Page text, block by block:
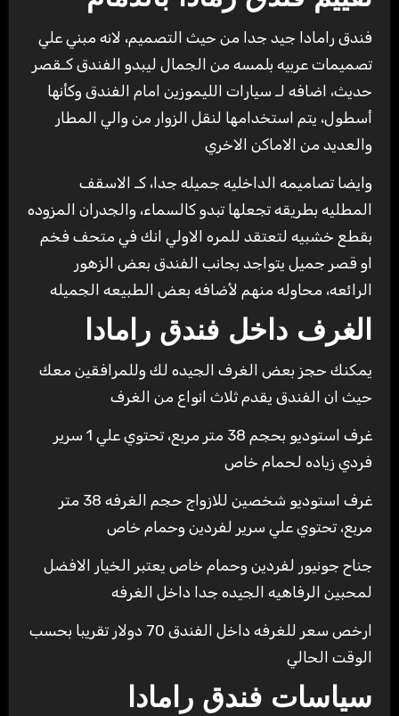
فندق رامادا جيد جدا من حيث التصميم، لانه مبني علي
تصميمات عربيه بلمسه من الجمال ليبدو الفندق كـقصر
حديث، اضافه لـ سيارات الليموزين امام الفندق وكأنها
أسطول، يتم استخدامها لنقل الزوار من والي المطار
والعديد من الاماكن الاخري
وايضا تصاميمه الداخليه جميله جدا، كـ الاسقف
المطليه بطريقه تجعلها تبدو كالسماء، والجدران المزوده
بقطع خشبيه لتعتقد للمره الاولي انك في متحف فخم
او قصر جميل يتواجد بجانب الفندق بعض الزهور
الرائعه، محاوله منهم لأضافه بعض الطبيعه الجميله
الغرف داخل فندق رامادا
يمكنك حجز بعض الغرف الجيده لك وللمرافقين معك
حيث ان الفندق يقدم ثلاث انواع من الغرف
غرف استوديو بحجم 38 متر مربع، تحتوي علي 1 سرير
فردي زياده لحمام خاص
غرف استوديو شخصين للازواج حجم الغرفه 38 متر
مربع، تحتوي علي سرير لفردين وحمام خاص
جناح جونيور لفردين وحمام خاص يعتبر الخيار الافضل
لمحبين الرفاهيه الجيده جدا داخل الغرفه
ارخص سعر للغرفه داخل الفندق 70 دولار تقريبا بحسب
الوقت الحالي
سياسات فندق رامادا